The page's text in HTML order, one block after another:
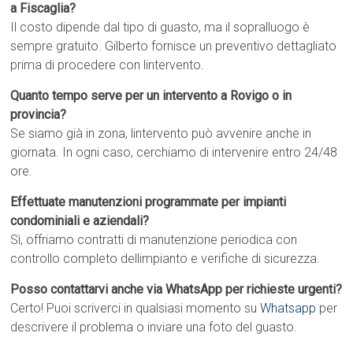
a Fiscaglia?
Il costo dipende dal tipo di guasto, ma il sopralluogo è
sempre gratuito. Gilberto fornisce un preventivo dettagliato
prima di procedere con lintervento.
Quanto tempo serve per un intervento a Rovigo o in
provincia?
Se siamo già in zona, lintervento può avvenire anche in
giornata. In ogni caso, cerchiamo di intervenire entro 24/48
ore.
Effettuate manutenzioni programmate per impianti
condominiali e aziendali?
Sì, offriamo contratti di manutenzione periodica con
controllo completo dellimpianto e verifiche di sicurezza.
Posso contattarvi anche via WhatsApp per richieste urgenti?
Certo! Puoi scriverci in qualsiasi momento suWhatsapp per
descrivere il problema o inviare una foto del guasto.